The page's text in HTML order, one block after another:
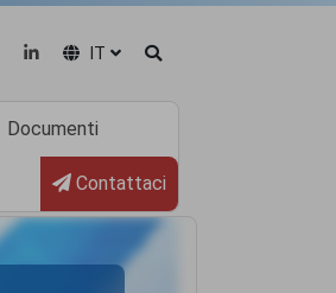
IT
Documenti
Contattaci